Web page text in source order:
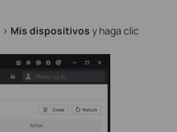
> Mis dispositivos y haga clic